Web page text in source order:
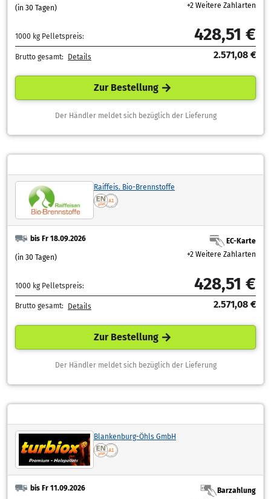
(in 30 Tagen)
+2 Weitere Zahlarten
1000 kg Pelletspreis: 428,51 €
Brutto gesamt: Details 2.571,08 €
Zur Bestellung
Der Händler meldet sich bezüglich der Lieferung
Raiffeis. Bio-Brennstoffe
bis Fr 18.09.2026
(in 30 Tagen)
EC-Karte
+2 Weitere Zahlarten
1000 kg Pelletspreis: 428,51 €
Brutto gesamt: Details 2.571,08 €
Zur Bestellung
Der Händler meldet sich bezüglich der Lieferung
Blankenburg-Öhls GmbH
bis Fr 11.09.2026
Barzahlung